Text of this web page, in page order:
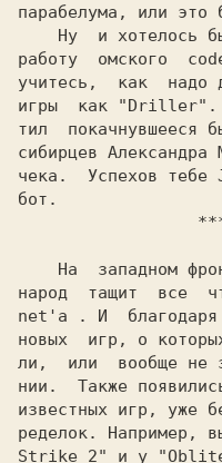
парабелума, или это
работу  омского
учитесь,  как  надо
игры  как "Driller".
тил  покачнувшееся
сибирцев
чека.  Успехов
бот.
народ  тащит  все
net'a
. И  благодаря
новых  игр, о
ли,  или  вообще не
нии.  Также
известных игр, уже
ределок. Например,
Strike 2" и у